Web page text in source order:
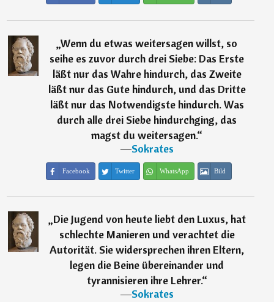
„Wenn du etwas weitersagen willst, so
seihe es zuvor durch drei Siebe: Das Erste
läßt nur das Wahre hindurch, das Zweite
läßt nur das Gute hindurch, und das Dritte
läßt nur das Notwendigste hindurch. Was
durch alle drei Siebe hindurchging, das
magst du weitersagen.“
―Sokrates
Facebook Twitter WhatsApp Bild
„Die Jugend von heute liebt den Luxus, hat
schlechte Manieren und verachtet die
Autorität. Sie widersprechen ihren Eltern,
legen die Beine übereinander und
tyrannisieren ihre Lehrer.“
―Sokrates